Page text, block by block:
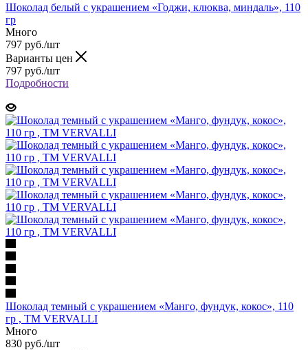
Шоколад белый с украшением «Годжи, клюква, миндаль», 110
гр
Много
797 руб./шт
Варианты цен
797 руб./шт
Подробности
Шоколад темный с украшением «Манго, фундук, кокос», 110
гр , ТМ VERVALLI
Много
830 руб./шт